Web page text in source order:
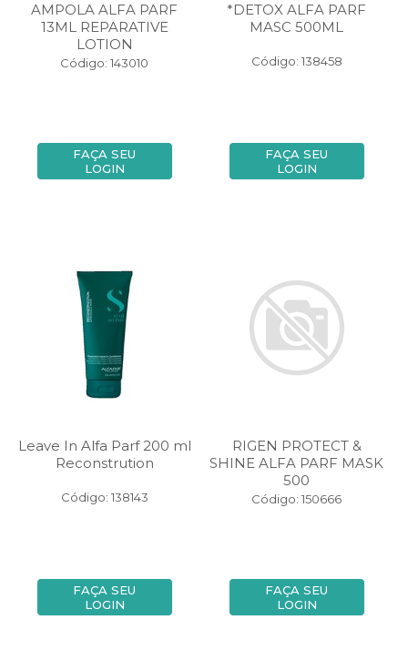
AMPOLA ALFA PARF
13ML REPARATIVE
LOTION
Código: 143010
FAÇA SEU
LOGIN
*DETOX ALFA PARF
MASC 500ML
Código: 138458
FAÇA SEU
LOGIN
Leave In Alfa Parf 200 ml
Reconstrution
Código: 138143
FAÇA SEU
LOGIN
RIGEN PROTECT &
SHINE ALFA PARF MASK
500
Código: 150666
FAÇA SEU
LOGIN